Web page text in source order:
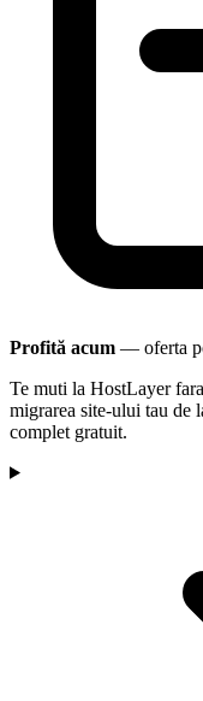
Profită acum — oferta
Te muti la HostLayer
migrarea site-ului tau de
complet gratuit.